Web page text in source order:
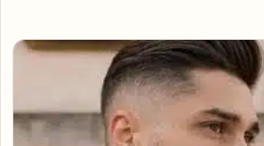
Articles